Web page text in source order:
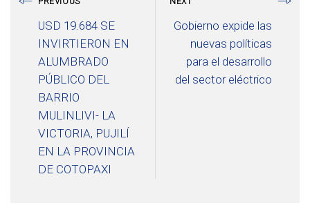
USD 19.684 SE
INVIRTIERON EN
ALUMBRADO
PÚBLICO DEL
BARRIO
MULINLIVI- LA
VICTORIA, PUJILÍ
EN LA PROVINCIA
DE COTOPAXI
Gobierno expide las
nuevas políticas
para el desarrollo
del sector eléctrico